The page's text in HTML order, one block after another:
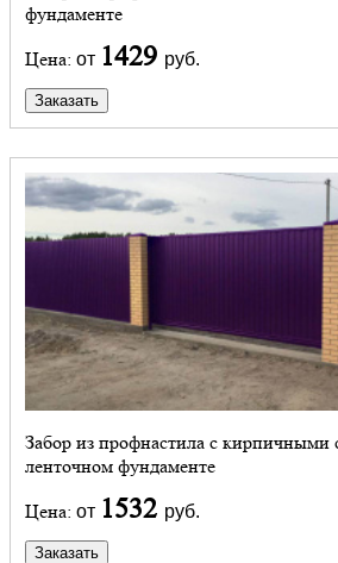
фундаменте
Цена: от 1429 руб.
Заказать
Забор из профнастила с кирпичными
ленточном фундаменте
Цена: от 1532 руб.
Заказать